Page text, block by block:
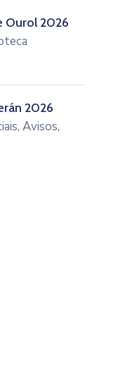
Ourol 2026
2026
Avisos,